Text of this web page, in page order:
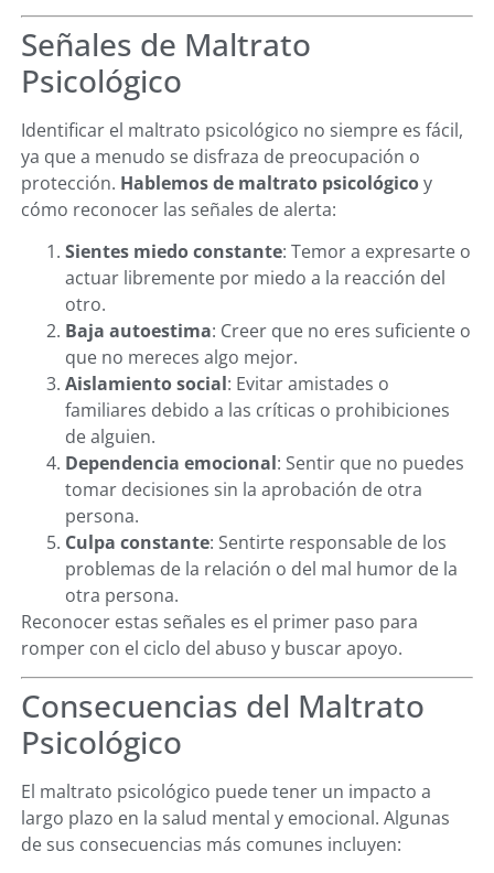
Señales de Maltrato
Psicológico
Identificar el maltrato psicológico no siempre es fácil,
ya que a menudo se disfraza de preocupación o
protección. Hablemos de maltrato psicológicoy
cómo reconocer las señales de alerta:
Sientes miedo constante: Temor a expresarte o
actuar libremente por miedo a la reacción del
otro.
Baja autoestima: Creer que no eres suficiente o
que no mereces algo mejor.
Aislamiento social: Evitar amistades o
familiares debido a las críticas o prohibiciones
de alguien.
Dependencia emocional: Sentir que no puedes
tomar decisiones sin la aprobación de otra
persona.
Culpa constante: Sentirte responsable de los
problemas de la relación o del mal humor de la
otra persona.
Reconocer estas señales es el primer paso para
romper con el ciclo del abuso y buscar apoyo.
Consecuencias del Maltrato
Psicológico
El maltrato psicológico puede tener un impacto a
largo plazo en la salud mental y emocional. Algunas
de sus consecuencias más comunes incluyen: